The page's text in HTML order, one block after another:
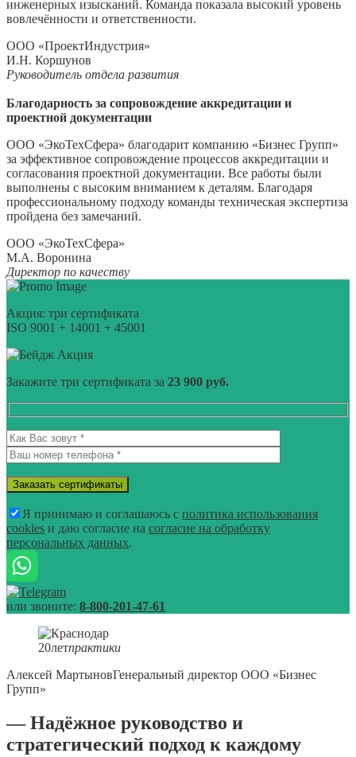
инженерных изысканий. Команда показала высокий уровень
вовлечённости и ответственности.
ООО «ПроектИндустрия»
И.Н. Коршунов
Руководитель отдела развития
Благодарность за сопровождение аккредитации и
проектной документации
ООО «ЭкоТехСфера» благодарит компанию «Бизнес Групп»
за эффективное сопровождение процессов аккредитации и
согласования проектной документации. Все работы были
выполнены с высоким вниманием к деталям. Благодаря
профессиональному подходу команды техническая экспертиза
пройдена без замечаний.
ООО «ЭкоТехСфера»
М.А. Воронина
Директор по качеству
Акция: три сертификата
ISO 9001 + 14001 + 45001
Акция
Закажите три сертификата за 23 900 руб.
Я принимаю и соглашаюсь с политика использования
cookies и даю согласие на согласие на обработку
персональных данных.
или звоните: 8-800-201-47-61
20летпрактики
Алексей МартыновГенеральный директор ООО «Бизнес
Групп»
— Надёжное руководство и
стратегический подход к каждому